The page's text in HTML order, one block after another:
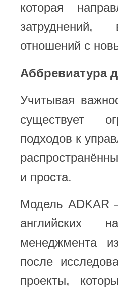
которая
отношений с
Аббревиатура
Учитывая
существует
подходов к
и проста.
Модель ADKAR
английских
менеджмента
после
проекты,